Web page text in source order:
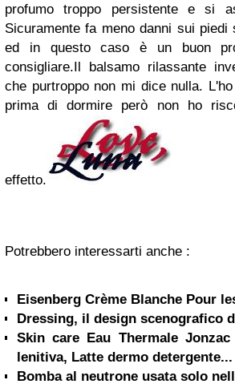
profumo troppo persistente e si
Sicuramente fa meno danni sui piedi
ed in questo caso è un buon
consigliare.Il balsamo rilassante
che purtroppo non mi dice nulla.
prima di dormire però non ho
effetto.
Potrebbero interessarti anche :
Eisenberg Crème Blanche Pour
Dressing, il design scenografico
Skin care Eau Thermale
lenitiva, Latte dermo detergente...
Bomba al neutrone usata solo